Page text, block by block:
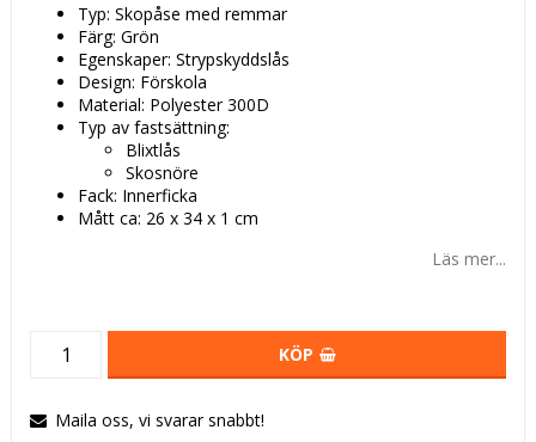
Typ: Skopåse med remmar
Färg: Grön
Egenskaper: Strypskyddslås
Design: Förskola
Material: Polyester 300D
Typ av fastsättning:
Blixtlås
Skosnöre
Fack: Innerficka
Mått ca: 26 x 34 x 1 cm
Läs mer...
KÖP
Maila oss, vi svarar snabbt!